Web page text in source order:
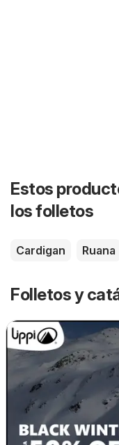
Estos
los folletos
Cardigan Ruana
Folletos y